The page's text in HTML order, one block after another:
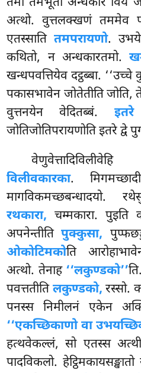
अत्थो. वुत्तलक्खणं तममेव
एतस्साति तमपरायणो.
कथितो, न अन्धकारतमो.
खन्धपवत्तियेव दट्ठब्बा.
पकासभावेन जोतेतीति जोति,
वुत्तनयेन वेदितब्बं.
जोतिजोतिपरायणोति इतरे द्वे
विलीवकारका.
मागविकमच्छबन्धादयो.
रथकारा, चम्मकारा.
अपनेन्तीतिपुक्कुसा,
ओकोटिमकोति
अत्थो. तेनाह ‘‘लकुण्डको’’
पवत्ततीतिलकुण्डको, रस्सो.
पनस्स निमीलनं एकेन
‘‘एकच्छिकाणो वा
हत्थवेकल्लं, सो एतस्स
पादविकलो.